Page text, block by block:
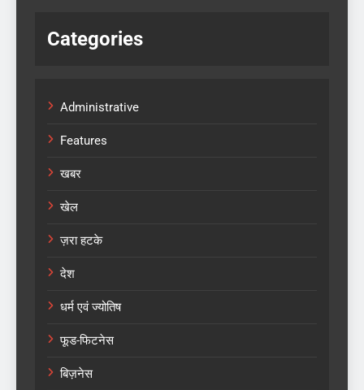
Categories
Administrative
Features
खबर
खेल
ज़रा हटके
देश
धर्म एवं ज्योतिष
फूड-फिटनेस
बिज़नेस